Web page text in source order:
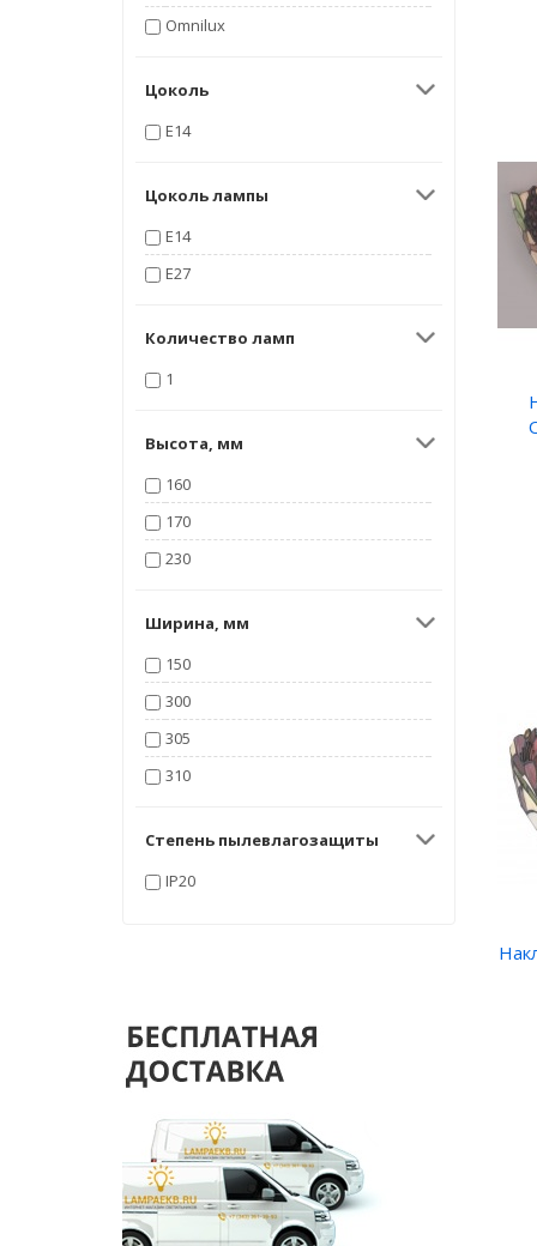
Omnilux
Цоколь
E14
Цоколь лампы
E14
E27
Количество ламп
1
Высота, мм
160
170
230
Ширина, мм
150
300
305
310
Степень пылевлагозащиты
IP20